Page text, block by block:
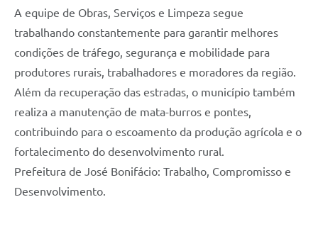
A equipe de Obras, Serviços e Limpeza segue
trabalhando constantemente para garantir melhores
condições de tráfego, segurança e mobilidade para
produtores rurais, trabalhadores e moradores da região.
Além da recuperação das estradas, o município também
realiza a manutenção de mata-burros e pontes,
contribuindo para o escoamento da produção agrícola e o
fortalecimento do desenvolvimento rural.
Prefeitura de José Bonifácio: Trabalho, Compromisso e
Desenvolvimento.